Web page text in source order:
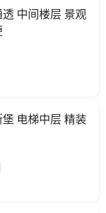
中间楼层 景观
电梯中层 精装